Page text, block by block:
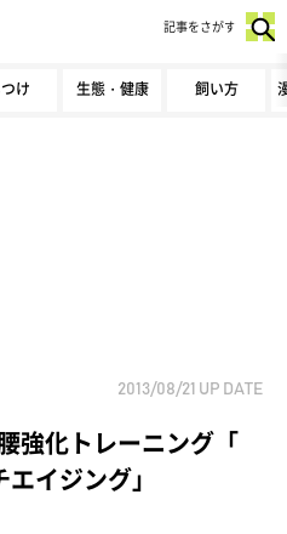
け 生態・健康 飼い方
記事をさがす
2013/08/21 UP DATE
化トレーニング「
イジング」